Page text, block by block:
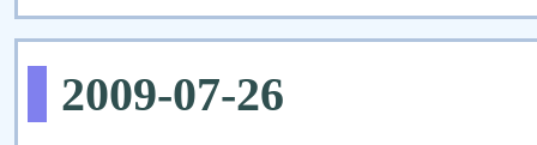
2009-07-26